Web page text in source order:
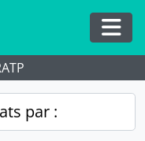
par :